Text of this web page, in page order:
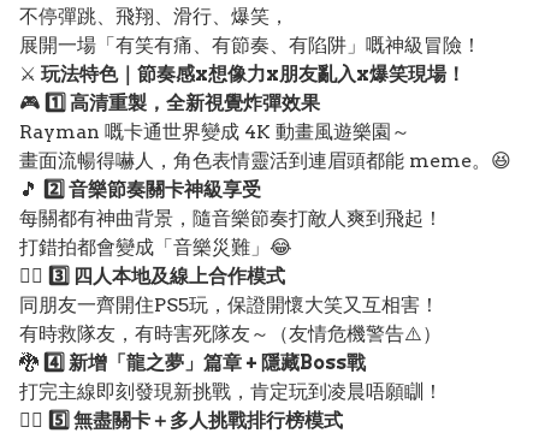
不停彈跳、飛翔、滑行、爆笑，
展開一場「有笑有痛、有節奏、有陷阱」嘅神級冒險！
⚔️ 玩法特色｜節奏感x想像力x朋友亂入x爆笑現場！
🎮 1️⃣ 高清重製，全新視覺炸彈效果
Rayman 嘅卡通世界變成 4K 動畫風遊樂園～
畫面流暢得嚇人，角色表情靈活到連眉頭都能 meme。😆
🎵
2️⃣ 音樂節奏關卡神級享受
每關都有神曲背景，隨音樂節奏打敵人爽到飛起！
打錯拍都會變成「音樂災難」😂
🧙‍♂️ 3️⃣ 四人本地及線上合作模式
同朋友一齊開住PS5玩，保證開懷大笑又互相害！
有時救隊友，有時害死隊友～（友情危機警告⚠️）
🐉 4️⃣ 新增「龍之夢」篇章 + 隱藏Boss戰
打完主線即刻發現新挑戰，肯定玩到凌晨唔願瞓！
🏴‍☠️ 5️⃣ 無盡關卡＋多人挑戰排行榜模式